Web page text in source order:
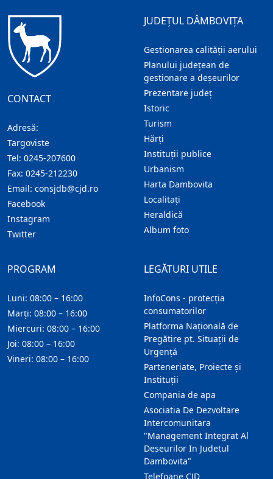
CONTACT
Adresă:
Targoviste
Tel: 0245-207600
Fax: 0245-212230
Email: consjdb@cjd.ro
Facebook
Instagram
Twitter
JUDEȚUL DÂMBOVIȚA
Gestionarea calității aerului
Planului județean de
gestionare a deșeurilor
Prezentare judeţ
Istoric
Turism
Hărţi
Instituţii publice
Urbanism
Harta Dambovita
Localitaţi
Heraldică
Album foto
LEGĂTURI UTILE
InfoCons - protecția
consumatorilor
Platforma Națională de
Pregătire pt. Situații de
Urgență
Parteneriate, Proiecte și
Instituții
Compania de apa
Asociatia De Dezvoltare
Intercomunitara
"Management Integrat Al
Deseurilor In Judetul
Dambovita"
Telefoane CJD
PROGRAM
Luni: 08:00 – 16:00
Marți: 08:00 – 16:00
Miercuri: 08:00 – 16:00
Joi: 08:00 – 16:00
Vineri: 08:00 – 16:00